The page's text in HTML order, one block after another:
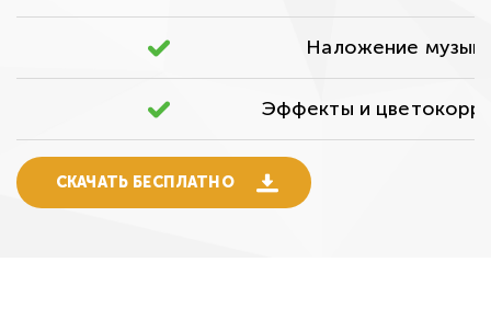
Наложение
Эффекты и
СКАЧАТЬ БЕСПЛАТНО